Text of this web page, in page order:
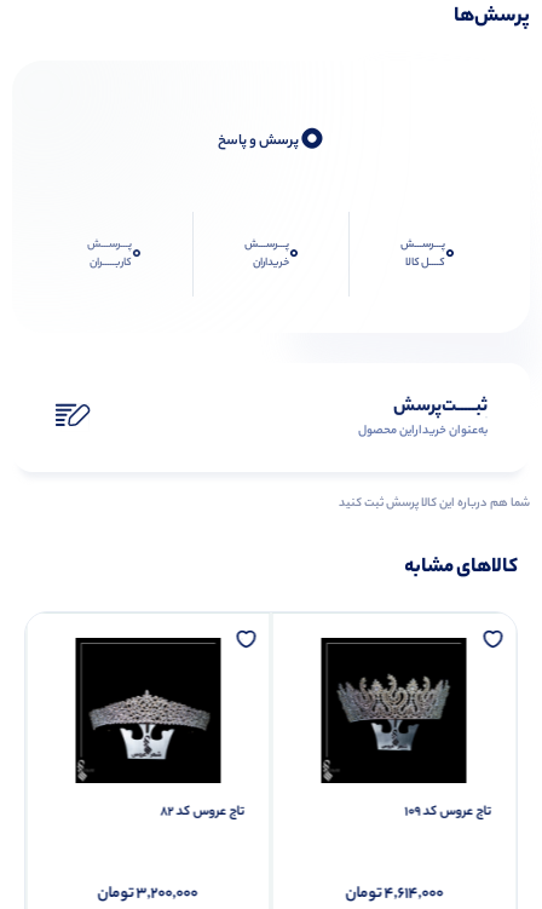
پرسش‌ها
0پرسش و پاسخ
0پـــرســـش
کــــل کالا
0پـــرســـش
خریداران
0پـــرســـش
کاربـــــران
ثبـــــت‌پرسش
به‌عنوان ‌خریدار‌این‌ محصول
شما هم درباره این کالا پرسش ثبت کنید
کالاهای مشابه
تاج عروس کد 109
4,614,000تومان
تاج عروس کد 82
3,200,000تومان